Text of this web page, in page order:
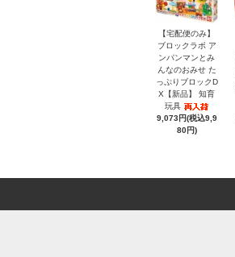
【宅配便のみ】
ブロックラボ ア
ンパンマンとみ
んなのおみせ た
っぷりブロックD
X【新品】 知育
玩具
9,073円(税込9,9
80円)